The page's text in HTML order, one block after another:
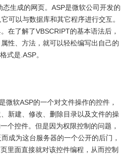
生成的网页。ASP是微软公司开发的
可以与数据库和其它程序进行交互。
在了解了VBSCRIPT的基本语法后，
性、方法，就可以轻松编写出自己的
式是.ASP。
软ASP的一个对文件操作的控件，
新建、修改、删除目录以及文件的操
个控件。但是因为权限控制的问题，
成为这台服务器的一个公开的后门，
里面直接就对该控件编程，从而控制